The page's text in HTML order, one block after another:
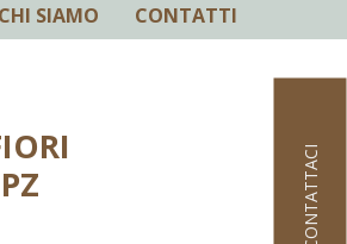
CHI SIAMO CONTATTI
CONTATTACI